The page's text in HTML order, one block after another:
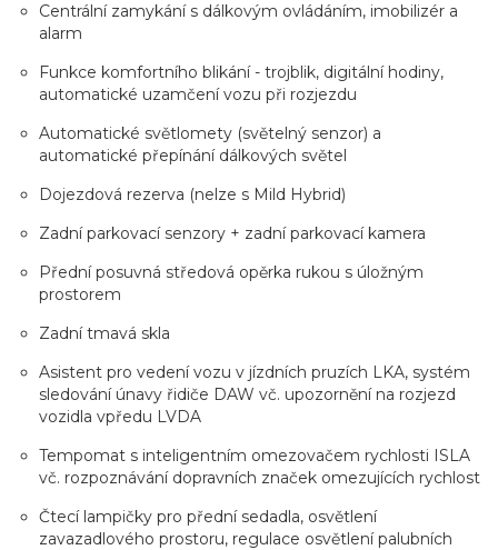
Centrální zamykání s dálkovým ovládáním, imobilizér a
alarm
Funkce komfortního blikání - trojblik, digitální hodiny,
automatické uzamčení vozu při rozjezdu
Automatické světlomety (světelný senzor) a
automatické přepínání dálkových světel
Dojezdová rezerva (nelze s Mild Hybrid)
Zadní parkovací senzory + zadní parkovací kamera
Přední posuvná středová opěrka rukou s úložným
prostorem
Zadní tmavá skla
Asistent pro vedení vozu v jízdních pruzích LKA, systém
sledování únavy řidiče DAW vč. upozornění na rozjezd
vozidla vpředu LVDA
Tempomat s inteligentním omezovačem rychlosti ISLA
vč. rozpoznávání dopravních značek omezujících rychlost
Čtecí lampičky pro přední sedadla, osvětlení
zavazadlového prostoru, regulace osvětlení palubních